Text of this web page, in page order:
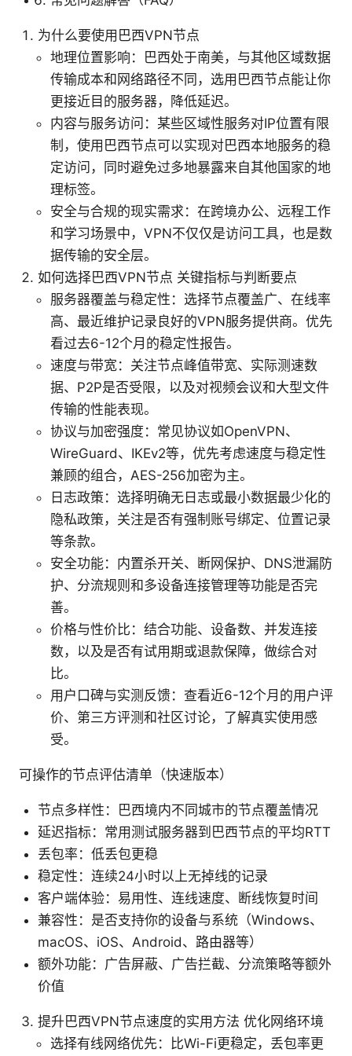
为什么要使用巴西VPN节点
地理位置影响：巴西处于南美，与其他区域数据
传输成本和网络路径不同，选用巴西节点能让你
更接近目的服务器，降低延迟。
内容与服务访问：某些区域性服务对IP位置有限
制，使用巴西节点可以实现对巴西本地服务的稳
定访问，同时避免过多地暴露来自其他国家的地
理标签。
安全与合规的现实需求：在跨境办公、远程工作
和学习场景中，VPN不仅仅是访问工具，也是数
据传输的安全层。
如何选择巴西VPN节点 关键指标与判断要点
服务器覆盖与稳定性：选择节点覆盖广、在线率
高、最近维护记录良好的VPN服务提供商。优先
看过去6-12个月的稳定性报告。
速度与带宽：关注节点峰值带宽、实际测速数
据、P2P是否受限，以及对视频会议和大型文件
传输的性能表现。
协议与加密强度：常见协议如OpenVPN、
WireGuard、IKEv2等，优先考虑速度与稳定性
兼顾的组合，AES-256加密为主。
日志政策：选择明确无日志或最小数据最少化的
隐私政策，关注是否有强制账号绑定、位置记录
等条款。
安全功能：内置杀开关、断网保护、DNS泄漏防
护、分流规则和多设备连接管理等功能是否完
善。
价格与性价比：结合功能、设备数、并发连接
数，以及是否有试用期或退款保障，做综合对
比。
用户口碑与实测反馈：查看近6-12个月的用户评
价、第三方评测和社区讨论，了解真实使用感
受。
可操作的节点评估清单（快速版本）
节点多样性：巴西境内不同城市的节点覆盖情况
延迟指标：常用测试服务器到巴西节点的平均RTT
丢包率：低丢包更稳
稳定性：连续24小时以上无掉线的记录
客户端体验：易用性、连线速度、断线恢复时间
兼容性：是否支持你的设备与系统（Windows、
macOS、iOS、Android、路由器等）
额外功能：广告屏蔽、广告拦截、分流策略等额外
价值
提升巴西VPN节点速度的实用方法 优化网络环境
选择有线网络优先：比Wi-Fi更稳定，丢包率更